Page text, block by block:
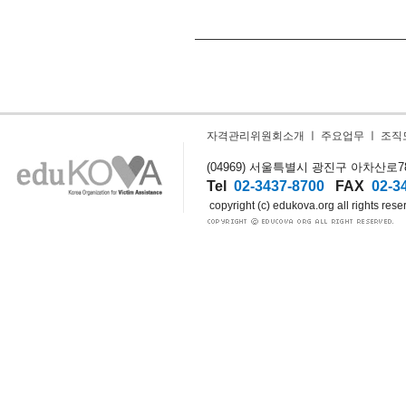
자격관리위원회소개 주요업무 조직
(04969) 서울특별시 광진구 아차산로
Tel 02-3437-8700 FAX 02-
copyright (c) edukova.org all rights